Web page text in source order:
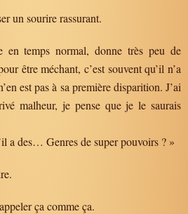
un sourire rassurant.
en temps normal, donne très peu de
être méchant, c’est souvent qu’il n’a
est pas à sa première disparition. J’ai
malheur, je pense que je le saurais
a des… Genres de super pouvoirs ? »
ça comme ça.